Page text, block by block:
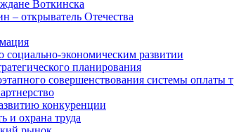
Воткинска
– открыватель Отечества
экономическим развитии
планирования
совершенствования системы
конкуренции
и охрана труда